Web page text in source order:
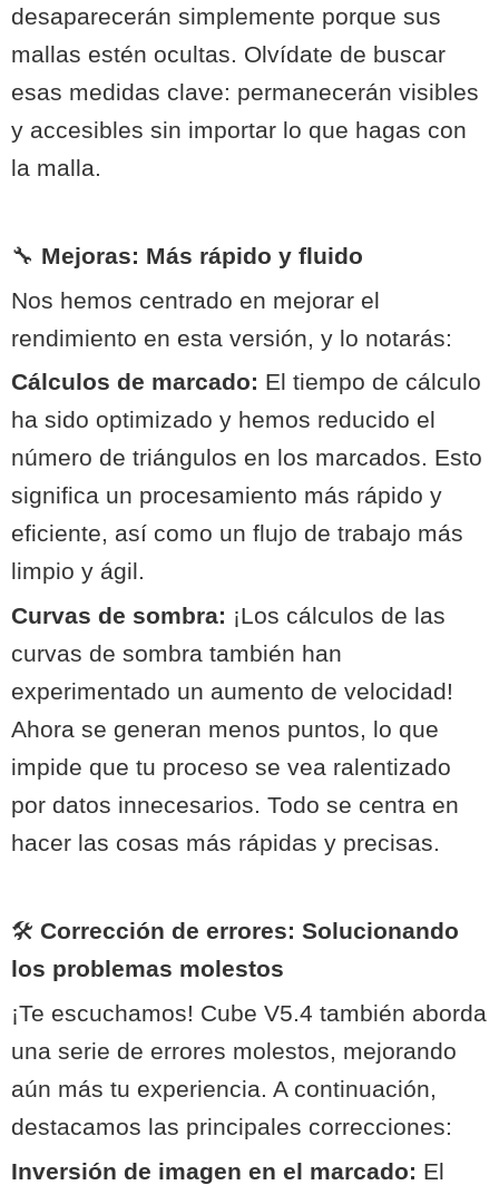
desaparecerán simplemente porque sus
mallas estén ocultas. Olvídate de buscar
esas medidas clave: permanecerán visibles
y accesibles sin importar lo que hagas con
la malla.
🔧 Mejoras: Más rápido y fluido
Nos hemos centrado en mejorar el
rendimiento en esta versión, y lo notarás:
Cálculos de marcado: El tiempo de cálculo
ha sido optimizado y hemos reducido el
número de triángulos en los marcados. Esto
significa un procesamiento más rápido y
eficiente, así como un flujo de trabajo más
limpio y ágil.
Curvas de sombra: ¡Los cálculos de las
curvas de sombra también han
experimentado un aumento de velocidad!
Ahora se generan menos puntos, lo que
impide que tu proceso se vea ralentizado
por datos innecesarios. Todo se centra en
hacer las cosas más rápidas y precisas.
🛠️ Corrección de errores: Solucionando
los problemas molestos
¡Te escuchamos! Cube V5.4 también aborda
una serie de errores molestos, mejorando
aún más tu experiencia. A continuación,
destacamos las principales correcciones:
Inversión de imagen en el marcado: El